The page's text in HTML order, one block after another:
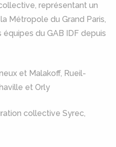
représentant un
Métropole du Grand Paris,
du GAB IDF depuis
et Malakoff, Rueil-
et Orly
collective Syrec,